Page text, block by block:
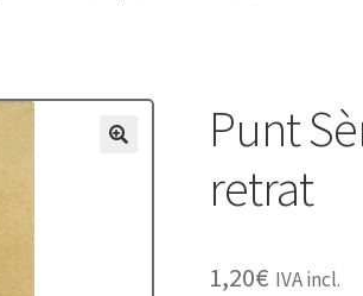
Punt
retrat
1,20€ IVA incl.